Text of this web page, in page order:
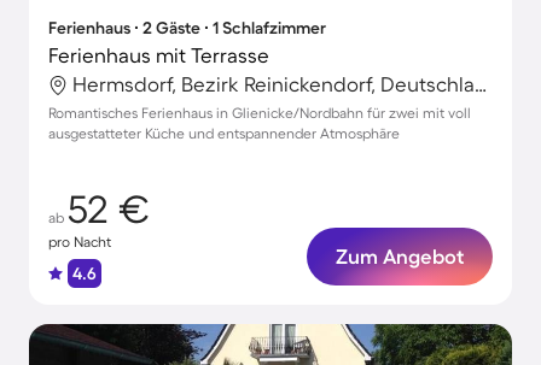
Ferienhaus ∙ 2 Gäste ∙ 1 Schlafzimmer
Ferienhaus mit Terrasse
Hermsdorf, Bezirk Reinickendorf, Deutschland
Romantisches Ferienhaus in Glienicke/Nordbahn für zwei mit voll
ausgestatteter Küche und entspannender Atmosphäre
ab 52 €
pro Nacht
4.6
Zum Angebot